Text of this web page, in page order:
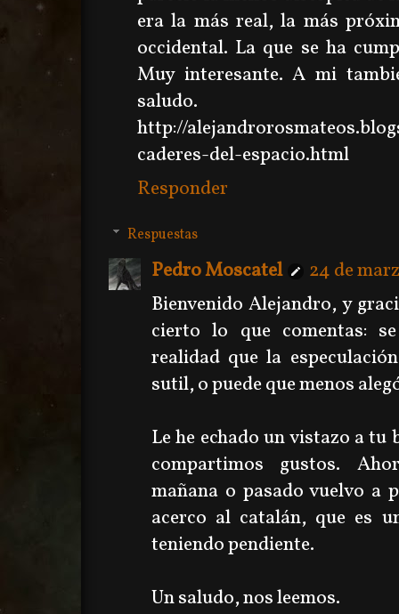
era la más real, la más
occidental. La que se ha
Muy interesante. A mi
saludo.
http://
caderes-del-espacio.html
Responder
Respuestas
Pedro Moscatel
24 de
Bienvenido Alejandro, y
cierto lo que comentas:
realidad que la
sutil, o puede que menos
Le he echado un vistazo a tu
compartimos gustos.
mañana o pasado vuelvo a
acerco al catalán, que es
teniendo pendiente.
Un saludo, nos leemos.